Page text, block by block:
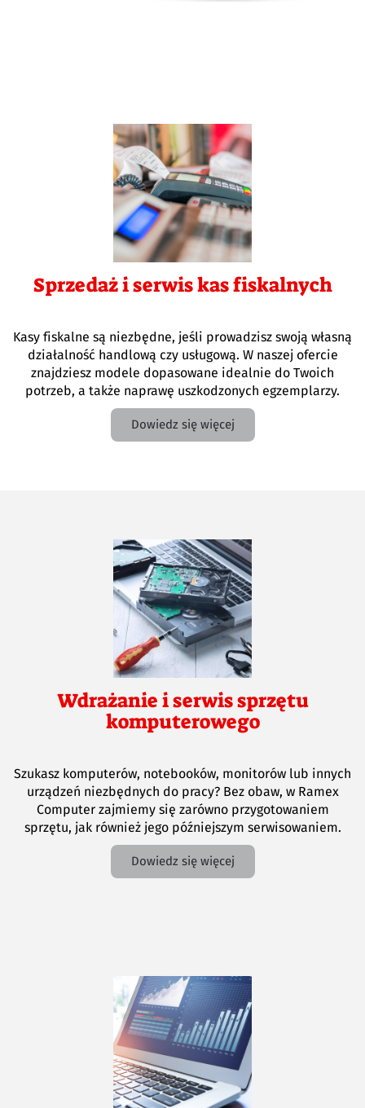
Sprzedaż i serwis kas fiskalnych
Kasy fiskalne są niezbędne, jeśli prowadzisz swoją własną
działalność handlową czy usługową. W naszej ofercie
znajdziesz modele dopasowane idealnie do Twoich
potrzeb, a także naprawę uszkodzonych egzemplarzy.
Dowiedz się więcej
Wdrażanie i serwis sprzętu
komputerowego
Szukasz komputerów, notebooków, monitorów lub innych
urządzeń niezbędnych do pracy? Bez obaw, w Ramex
Computer zajmiemy się zarówno przygotowaniem
sprzętu, jak również jego późniejszym serwisowaniem.
Dowiedz się więcej